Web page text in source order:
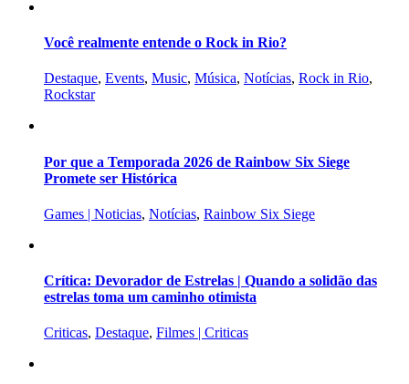
Você realmente entende o Rock in Rio?
Destaque, Events, Music, Música, Notícias, Rock in Rio,
Rockstar
Por que a Temporada 2026 de Rainbow Six Siege
Promete ser Histórica
Games | Noticias, Notícias, Rainbow Six Siege
Crítica: Devorador de Estrelas | Quando a solidão das
estrelas toma um caminho otimista
Criticas, Destaque, Filmes | Criticas